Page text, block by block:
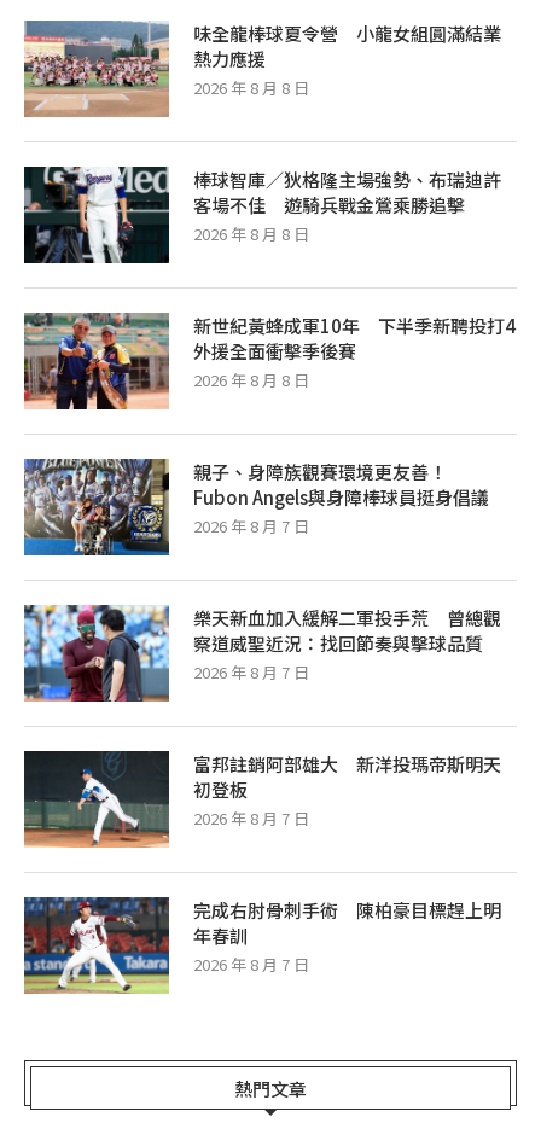
味全龍棒球夏令營 小龍女組圓滿結業
熱力應援
2026 年 8 月 8 日
棒球智庫／狄格隆主場強勢、布瑞迪許
客場不佳 遊騎兵戰金鶯乘勝追擊
2026 年 8 月 8 日
新世紀黃蜂成軍10年 下半季新聘投打4
外援全面衝擊季後賽
2026 年 8 月 8 日
親子、身障族觀賽環境更友善！
Fubon Angels與身障棒球員挺身倡議
2026 年 8 月 7 日
樂天新血加入緩解二軍投手荒 曾總觀
察道威聖近況：找回節奏與擊球品質
2026 年 8 月 7 日
富邦註銷阿部雄大 新洋投瑪帝斯明天
初登板
2026 年 8 月 7 日
完成右肘骨刺手術 陳柏豪目標趕上明
年春訓
2026 年 8 月 7 日
熱門文章